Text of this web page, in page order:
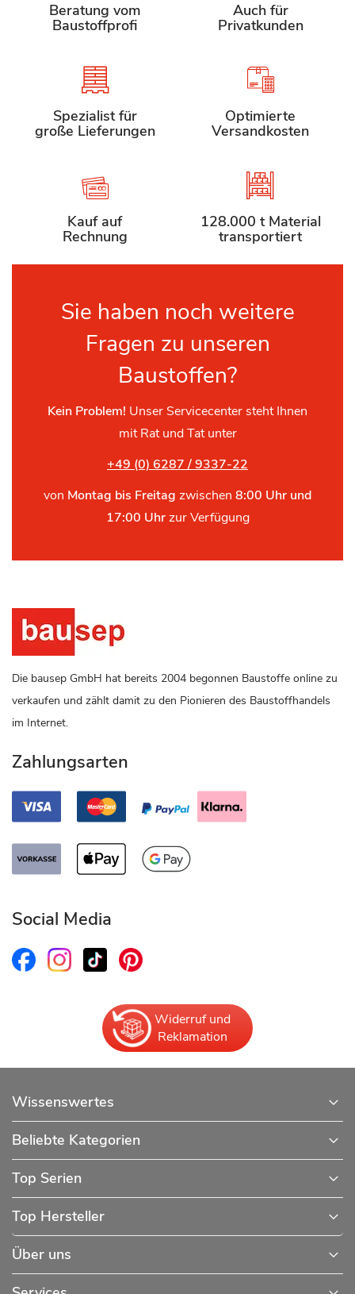
Beratung vom
Baustoffprofi
Auch für
Privatkunden
Spezialist für
große Lieferungen
Optimierte
Versandkosten
Kauf auf
Rechnung
128.000 t Material
transportiert
Sie haben noch weitere
Fragen zu unseren
Baustoffen?
Kein Problem! Unser Servicecenter steht Ihnen
mit Rat und Tat unter
+49 (0) 6287 / 9337-22
von Montag bis Freitag zwischen 8:00 Uhr und
17:00 Uhrzur Verfügung
Die bausep GmbH hat bereits 2004 begonnen Baustoffe online zu
verkaufen und zählt damit zu den Pionieren des Baustoffhandels
im Internet.
Zahlungsarten
Social Media
Widerruf und
Reklamation
Wissenswertes
Beliebte Kategorien
Top Serien
Top Hersteller
Über uns